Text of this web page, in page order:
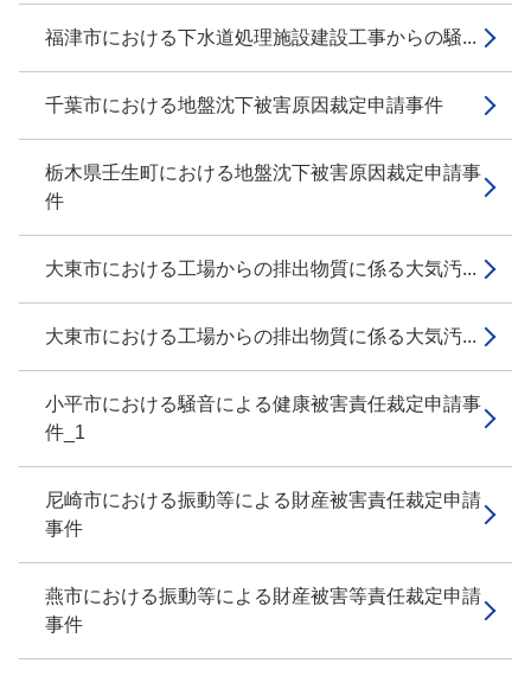
福津市における下水道処理施設建設工事からの騒...
千葉市における地盤沈下被害原因裁定申請事件
栃木県壬生町における地盤沈下被害原因裁定申請事
件
大東市における工場からの排出物質に係る大気汚...
大東市における工場からの排出物質に係る大気汚...
小平市における騒音による健康被害責任裁定申請事
件_1
尼崎市における振動等による財産被害責任裁定申請
事件
燕市における振動等による財産被害等責任裁定申請
事件